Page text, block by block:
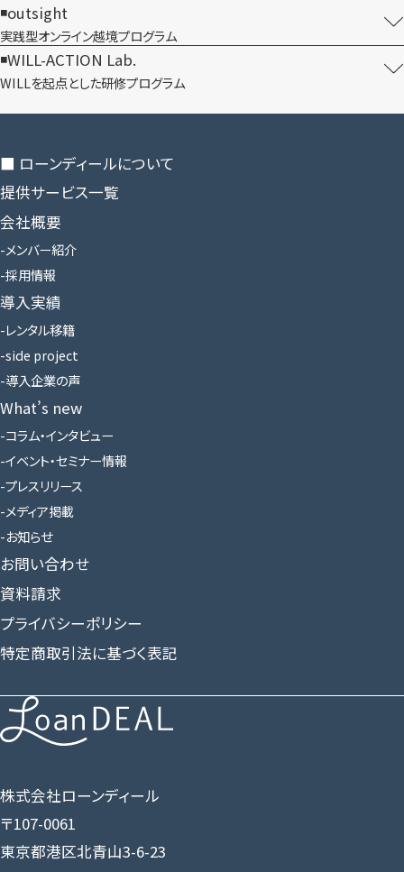
outsight
実践型オンライン​越境プログラム
WILL-ACTION Lab.
WILLを​起点とした​研修プログラム
株式会社ローンディール
〒107-0061
東京都港区北青山3-6-23
■ ローンディールに​ついて
提供サービス一覧
会社概要
メンバー紹介
採用情報
導入実績
レンタル移籍
side project
導入企業の声
What’s new
コラム・インタビュー
イベント・セミナー情報
プレスリリース
メディア掲載
お知らせ
お問い合わせ
資料請求
プライバシーポリシー
特定商取引法に基づく表記